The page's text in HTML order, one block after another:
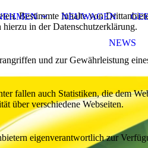
NEUWAGEN
NEWS
Bestimmte Inhalte von
in der Datenschutzerklärung.
und zur Gewährleistung
fallen auch Statistiken, die dem
über verschiedene Webseiten.
eigenverantwortlich zur